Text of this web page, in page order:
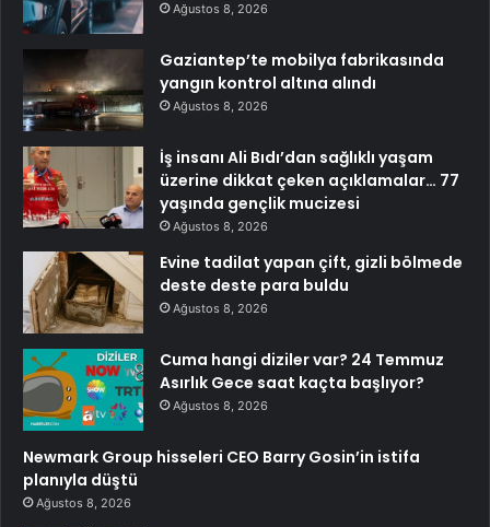
Ağustos 8, 2026
Gaziantep’te mobilya fabrikasında
yangın kontrol altına alındı
Ağustos 8, 2026
İş insanı Ali Bıdı’dan sağlıklı yaşam
üzerine dikkat çeken açıklamalar… 77
yaşında gençlik mucizesi
Ağustos 8, 2026
Evine tadilat yapan çift, gizli bölmede
deste deste para buldu
Ağustos 8, 2026
Cuma hangi diziler var? 24 Temmuz
Asırlık Gece saat kaçta başlıyor?
Ağustos 8, 2026
Newmark Group hisseleri CEO Barry Gosin’in istifa
planıyla düştü
Ağustos 8, 2026